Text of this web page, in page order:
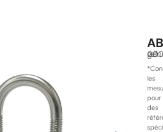
ref.
les
pour
des